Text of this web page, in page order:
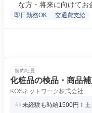
な方・将来に向けてお
即日勤務OK 交通費支給
契約社員
化粧品の検品・商品
KOSネットワーク株式会社
未経験も時給1500円！土